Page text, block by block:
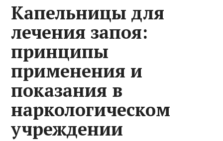
Капельницы для
лечения запоя:
принципы
применения и
показания в
наркологическом
учреждении